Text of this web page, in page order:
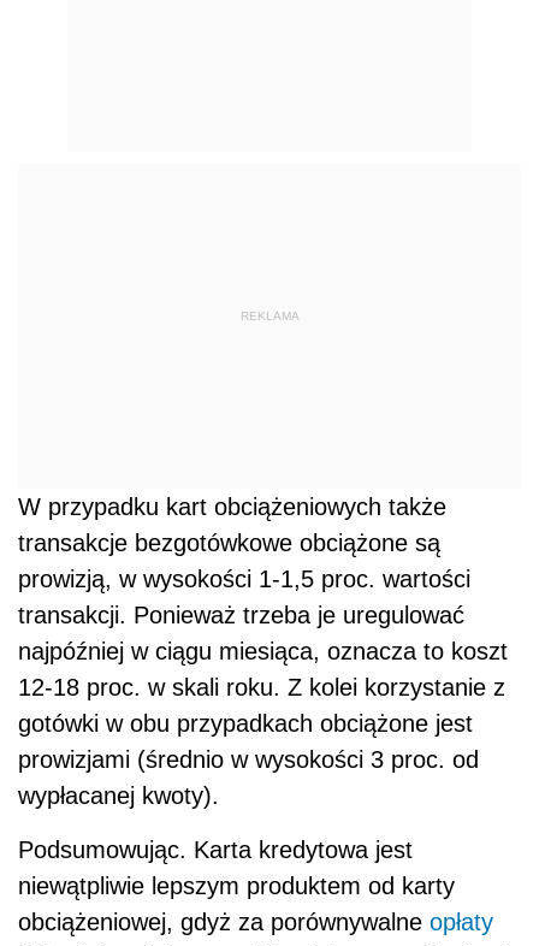
REKLAMA
W przypadku kart obciążeniowych także
transakcje bezgotówkowe obciążone są
prowizją, w wysokości 1-1,5 proc. wartości
transakcji. Ponieważ trzeba je uregulować
najpóźniej w ciągu miesiąca, oznacza to koszt
12-18 proc. w skali roku. Z kolei korzystanie z
gotówki w obu przypadkach obciążone jest
prowizjami (średnio w wysokości 3 proc. od
wypłacanej kwoty).
Podsumowując. Karta kredytowa jest
niewątpliwie lepszym produktem od karty
obciążeniowej, gdyż za porównywalne opłaty